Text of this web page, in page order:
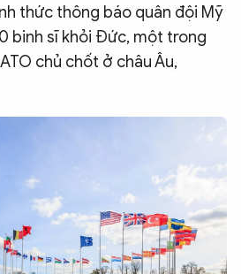
Văn nghệ Công an
thức thông báo quân đội Mỹ
binh sĩ khỏi Đức, một trong
chủ chốt ở châu Âu,